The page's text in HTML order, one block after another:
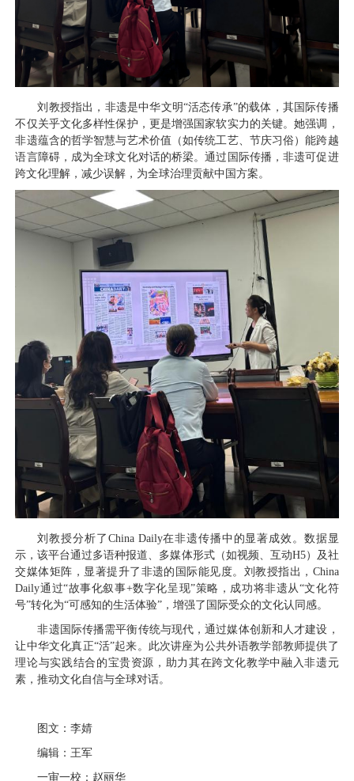
刘教授指出，非遗是中华文明“活态传承”的载体，其国际传播
不仅关乎文化多样性保护，更是增强国家软实力的关键。她强调，
非遗蕴含的哲学智慧与艺术价值（如传统工艺、节庆习俗）能跨越
语言障碍，成为全球文化对话的桥梁。通过国际传播，非遗可促进
跨文化理解，减少误解，为全球治理贡献中国方案。
刘教授分析了China Daily在非遗传播中的显著成效。数据显
示，该平台通过多语种报道、多媒体形式（如视频、互动H5）及社
交媒体矩阵，显著提升了非遗的国际能见度。刘教授指出，China
Daily通过“故事化叙事+数字化呈现”策略，成功将非遗从“文化符
号”转化为“可感知的生活体验”，增强了国际受众的文化认同感。
非遗国际传播需平衡传统与现代，通过媒体创新和人才建设，
让中华文化真正“活”起来。此次讲座为公共外语教学部教师提供了
理论与实践结合的宝贵资源，助力其在跨文化教学中融入非遗元
素，推动文化自信与全球对话。
图文：李婧
编辑：王军
一审一校：赵丽华